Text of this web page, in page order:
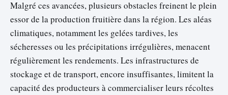
Malgré ces avancées, plusieurs obstacles freinent le plein
essor de la production fruitière dans la région. Les aléas
climatiques, notamment les gelées tardives, les
sécheresses ou les précipitations irrégulières, menacent
régulièrement les rendements. Les infrastructures de
stockage et de transport, encore insuffisantes, limitent la
capacité des producteurs à commercialiser leurs récoltes